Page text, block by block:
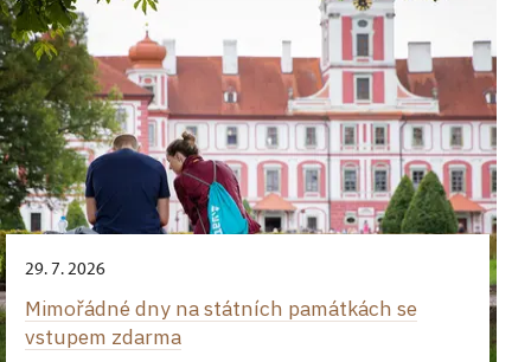
29. 7. 2026
Mimořádné dny na státních památkách se
vstupem zdarma